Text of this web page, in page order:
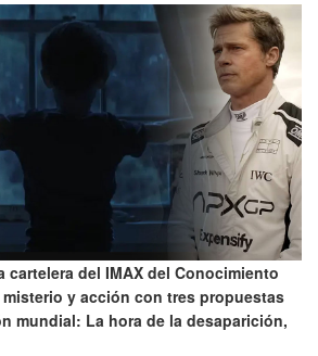
cartelera del IMAX del Conocimiento
y acción con tres propuestas
mundial: La hora de la desaparición,